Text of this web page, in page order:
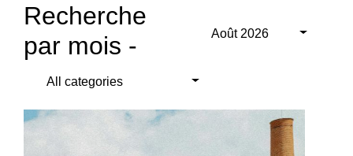
Recherche
par mois -
Août 2026
All categories